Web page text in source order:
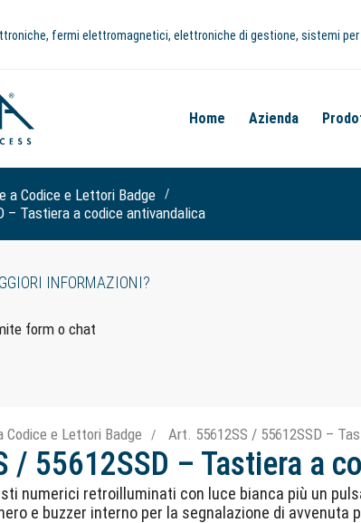
fermi elettromagnetici, elettroniche di gestione, sistemi
Home Azienda
a Codice e Lettori Badge
– Tastiera a codice antivandalica
INFORMAZIONI?
form o chat
Codice e Lettori Badge Art. 55612SS / 55612SSD –
/ 55612SSD – Tastiera a
numerici retroilluminati con luce bianca più un
e buzzer interno per la segnalazione di